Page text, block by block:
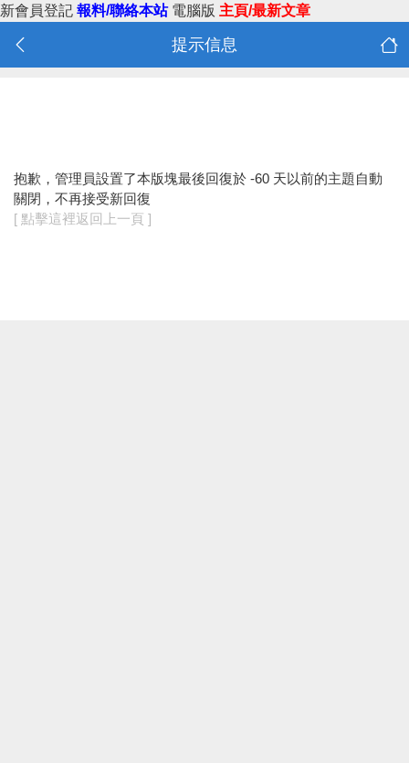
新會員登記 報料/聯絡本站 電腦版 主頁/最新文章
提示信息
抱歉，管理員設置了本版塊最後回復於 -60 天以前的主題自動
關閉，不再接受新回復
[ 點擊這裡返回上一頁 ]